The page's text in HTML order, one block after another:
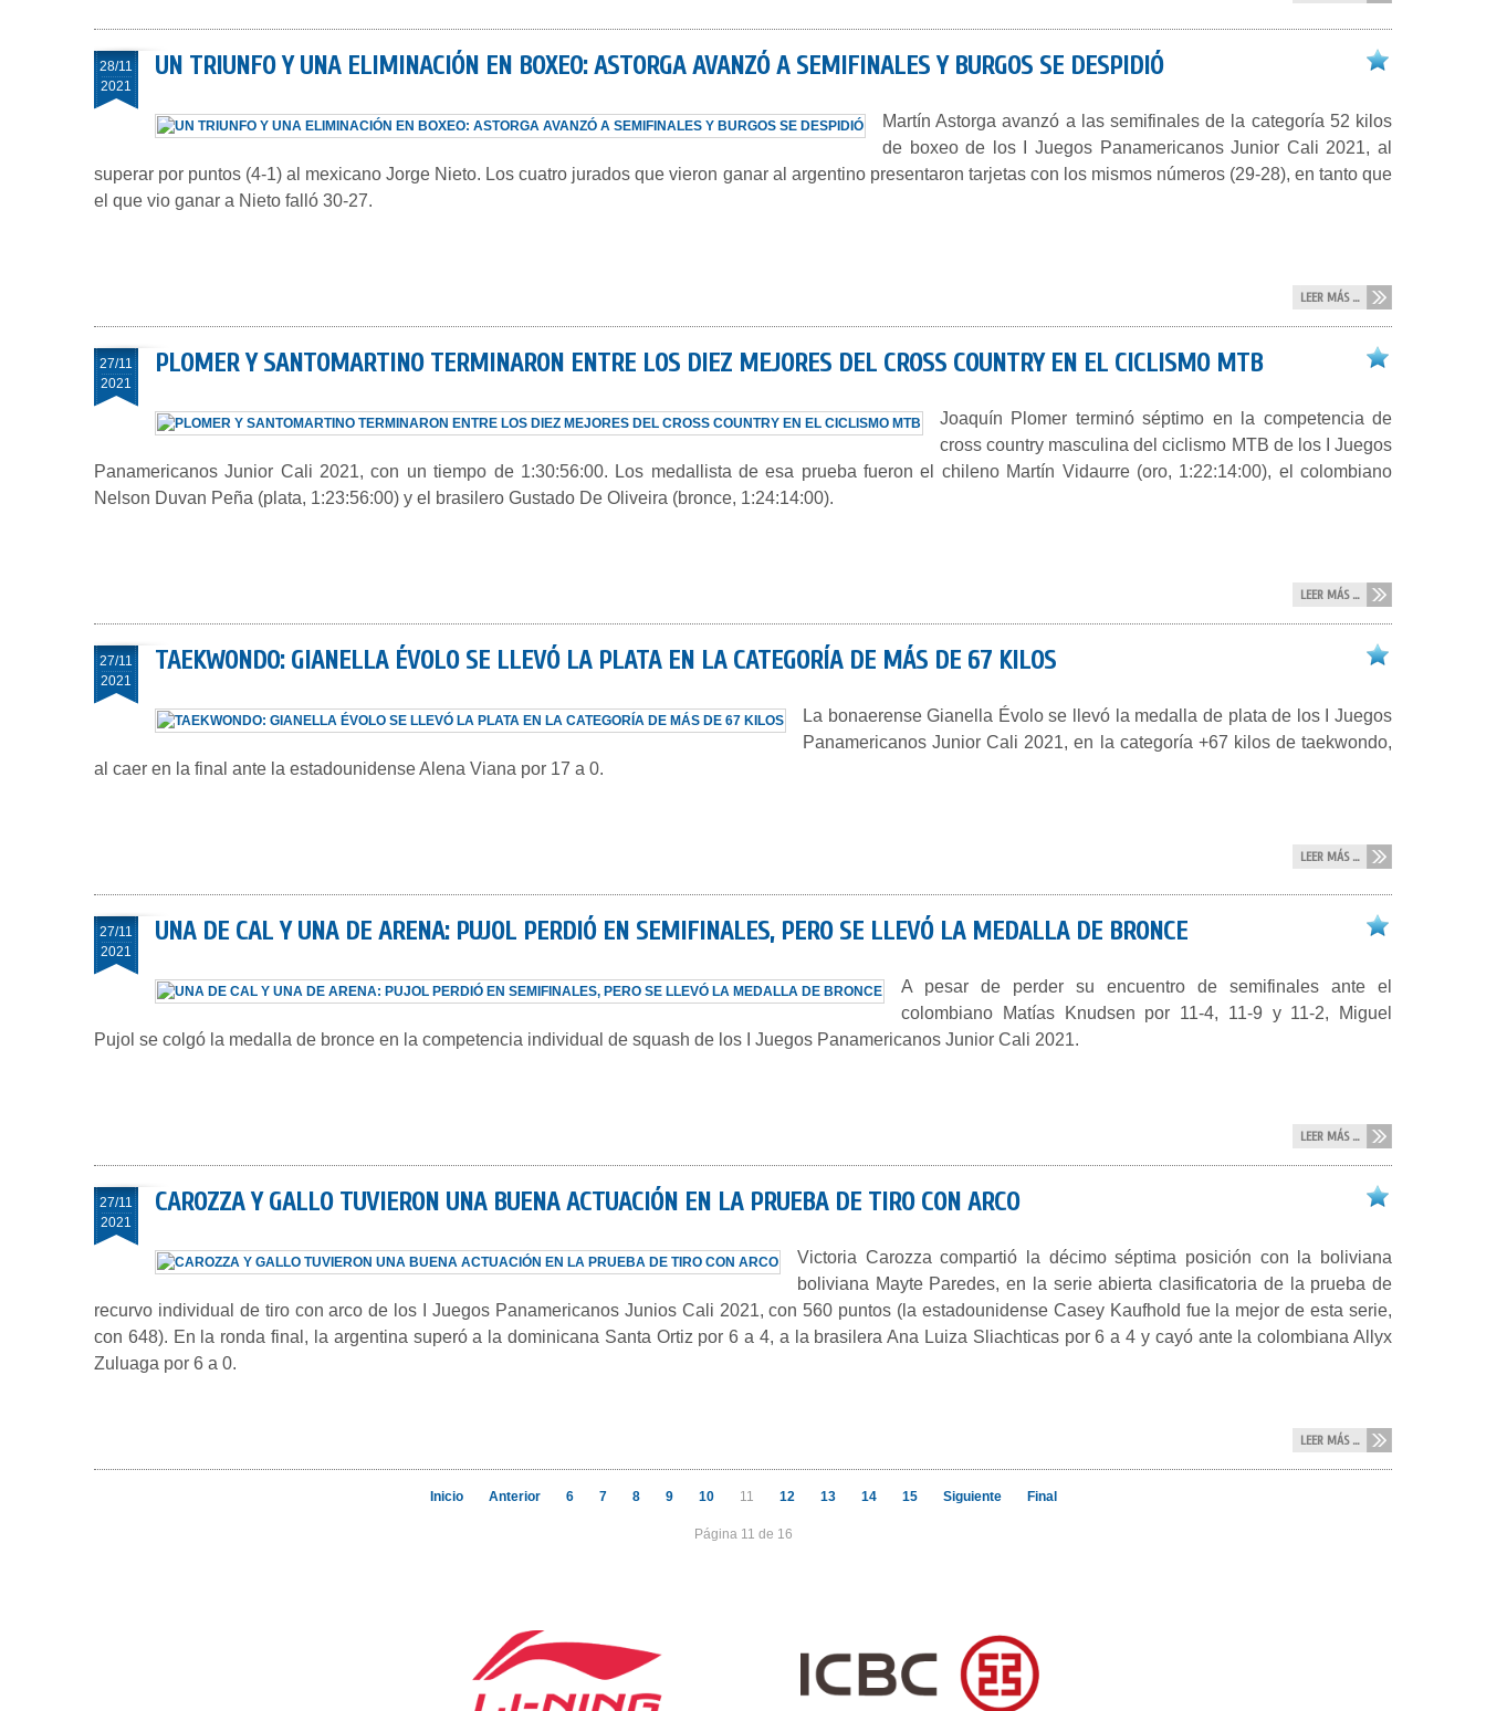
28/11
2021
UN TRIUNFO Y UNA ELIMINACIÓN EN BOXEO: ASTORGA AVANZÓ A SEMIFINALES Y BURGOS SE DESPIDIÓ
Martín Astorga avanzó a las semifinales de la categoría 52 kilos
de boxeo de los I Juegos Panamericanos Junior Cali 2021, al
superar por puntos (4-1) al mexicano Jorge Nieto. Los cuatro jurados que vieron ganar al argentino presentaron tarjetas con los mismos números (29-28), en tanto que
el que vio ganar a Nieto falló 30-27.
LEER MÁS ...
27/11
2021
PLOMER Y SANTOMARTINO TERMINARON ENTRE LOS DIEZ MEJORES DEL CROSS COUNTRY EN EL CICLISMO MTB
Joaquín Plomer terminó séptimo en la competencia de
cross country masculina del ciclismo MTB de los I Juegos
Panamericanos Junior Cali 2021, con un tiempo de 1:30:56:00. Los medallista de esa prueba fueron el chileno Martín Vidaurre (oro, 1:22:14:00), el colombiano
Nelson Duvan Peña (plata, 1:23:56:00) y el brasilero Gustado De Oliveira (bronce, 1:24:14:00).
LEER MÁS ...
27/11
2021
TAEKWONDO: GIANELLA ÉVOLO SE LLEVÓ LA PLATA EN LA CATEGORÍA DE MÁS DE 67 KILOS
La bonaerense Gianella Évolo se llevó la medalla de plata de los I Juegos
Panamericanos Junior Cali 2021, en la categoría +67 kilos de taekwondo,
al caer en la final ante la estadounidense Alena Viana por 17 a 0.
LEER MÁS ...
27/11
2021
UNA DE CAL Y UNA DE ARENA: PUJOL PERDIÓ EN SEMIFINALES, PERO SE LLEVÓ LA MEDALLA DE BRONCE
A pesar de perder su encuentro de semifinales ante el
colombiano Matías Knudsen por 11-4, 11-9 y 11-2, Miguel
Pujol se colgó la medalla de bronce en la competencia individual de squash de los I Juegos Panamericanos Junior Cali 2021.
LEER MÁS ...
27/11
2021
CAROZZA Y GALLO TUVIERON UNA BUENA ACTUACIÓN EN LA PRUEBA DE TIRO CON ARCO
Victoria Carozza compartió la décimo séptima posición con la boliviana
boliviana Mayte Paredes, en la serie abierta clasificatoria de la prueba de
recurvo individual de tiro con arco de los I Juegos Panamericanos Junios Cali 2021, con 560 puntos (la estadounidense Casey Kaufhold fue la mejor de esta serie,
con 648). En la ronda final, la argentina superó a la dominicana Santa Ortiz por 6 a 4, a la brasilera Ana Luiza Sliachticas por 6 a 4 y cayó ante la colombiana Allyx
Zuluaga por 6 a 0.
LEER MÁS ...
Inicio Anterior 6 7 8 9 10 11 12 13 14 15 Siguiente Final
Página 11 de 16